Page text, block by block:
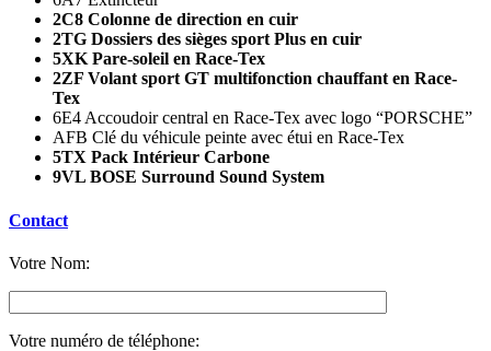
2C8 Colonne de direction en cuir
2TG Dossiers des sièges sport Plus en cuir
5XK Pare-soleil en Race-Tex
2ZF Volant sport GT multifonction chauffant en Race-
Tex
6E4 Accoudoir central en Race-Tex avec logo “PORSCHE”
AFB Clé du véhicule peinte avec étui en Race-Tex
5TX Pack Intérieur Carbone
9VL BOSE Surround Sound System
Contact
Votre Nom:
Votre numéro de téléphone: